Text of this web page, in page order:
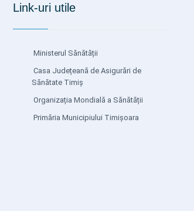
Link-uri utile
Ministerul Sănătății
Casa Județeană de Asigurări de
Sănătate Timiș
Organizația Mondială a Sănătății
Primăria Municipiului Timișoara